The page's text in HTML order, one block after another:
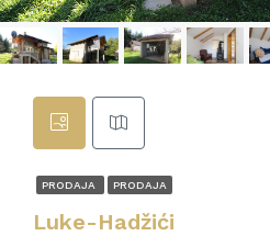
PRODAJA PRODAJA
Luke-Hadžići